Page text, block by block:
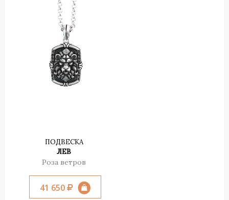
ПОДВЕСКА
ЛЕВ
Роза ветров
41 650